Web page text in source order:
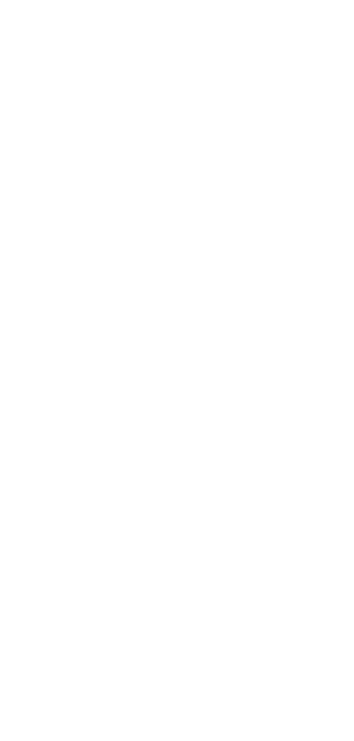
mês
faz a diferença”
Cardíaca” da Bayer
do registo, alerta associação